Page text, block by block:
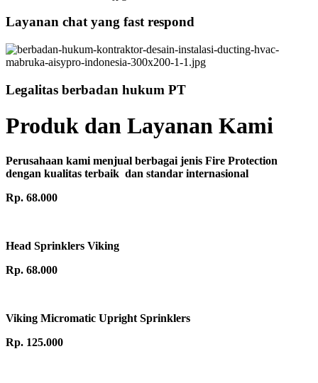
Layanan chat yang fast respond
Legalitas berbadan hukum PT
Produk dan Layanan Kami
Perusahaan kami menjual berbagai jenis Fire Protection
dengan kualitas terbaik dan standar internasional
Rp. 68.000
Head Sprinklers Viking
Rp. 68.000
Viking Micromatic Upright Sprinklers
Rp. 125.000